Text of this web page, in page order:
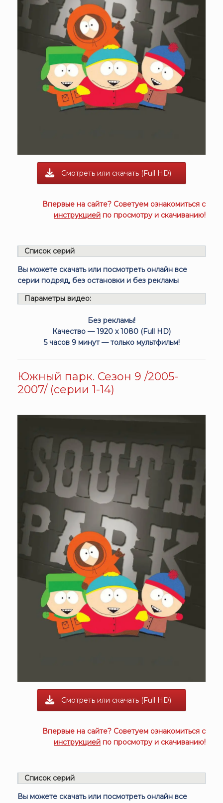
Смотреть или скачать (Full HD)
Впервые на сайте? Советуем ознакомиться с
инструкцией по просмотру и скачиванию!
Список серий
Вы можете скачать или посмотреть онлайн все
серии подряд, без остановки и без рекламы
Параметры видео:
Без рекламы!
Качество — 1920 x 1080 (Full HD)
5 часов 9 минут — только мультфильм!
Южный парк. Сезон 9 /2005-
2007/ (серии 1-14)
Смотреть или скачать (Full HD)
Впервые на сайте? Советуем ознакомиться с
инструкцией по просмотру и скачиванию!
Список серий
Вы можете скачать или посмотреть онлайн все